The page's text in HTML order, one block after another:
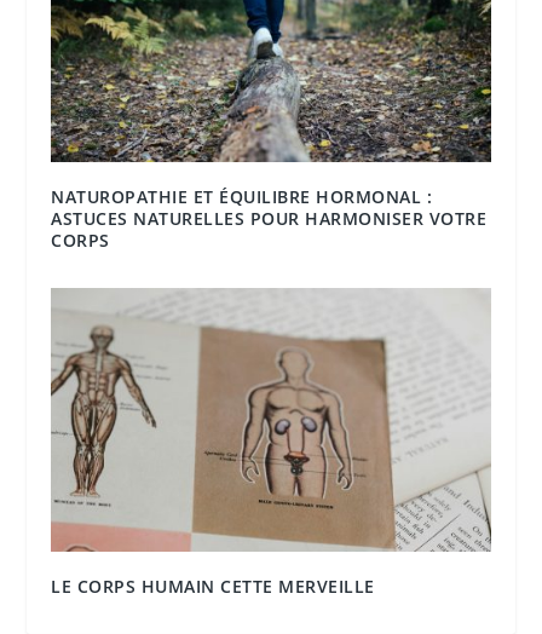
NATUROPATHIE ET ÉQUILIBRE HORMONAL :
ASTUCES NATURELLES POUR HARMONISER VOTRE
CORPS
LE CORPS HUMAIN CETTE MERVEILLE